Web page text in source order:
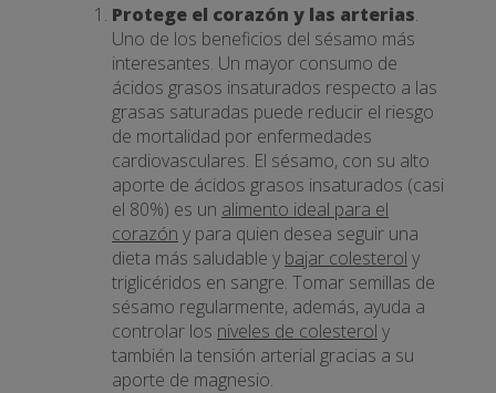
Protege el corazón y las arterias.
Uno de los beneficios del sésamo más
interesantes. Un mayor consumo de
ácidos grasos insaturados respecto a las
grasas saturadas puede reducir el riesgo
de mortalidad por enfermedades
cardiovasculares. El sésamo, con su alto
aporte de ácidos grasos insaturados (casi
el 80%) es un alimento ideal para el
corazón y para quien desea seguir una
dieta más saludable y bajar colesterol y
triglicéridos en sangre. Tomar semillas de
sésamo regularmente, además, ayuda a
controlar los niveles de colesterol y
también la tensión arterial gracias a su
aporte de magnesio.